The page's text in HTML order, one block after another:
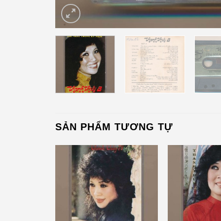
SẢN PHẨM TƯƠNG TỰ